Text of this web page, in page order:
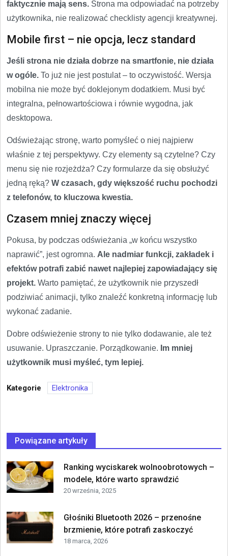
faktycznie mają sens. Strona ma odpowiadać na potrzeby
użytkownika, nie realizować checklisty agencji kreatywnej.
Mobile first – nie opcja, lecz standard
Jeśli strona nie działa dobrze na smartfonie, nie działa
w ogóle. To już nie jest postulat – to oczywistość. Wersja
mobilna nie może być doklejonym dodatkiem. Musi być
integralna, pełnowartościowa i równie wygodna, jak
desktopowa.
Odświeżając stronę, warto pomyśleć o niej najpierw
właśnie z tej perspektywy. Czy elementy są czytelne? Czy
menu się nie rozjeżdża? Czy formularze da się obsłużyć
jedną ręką? W czasach, gdy większość ruchu pochodzi
z telefonów, to kluczowa kwestia.
Czasem mniej znaczy więcej
Pokusa, by podczas odświeżania „w końcu wszystko
naprawić”, jest ogromna. Ale nadmiar funkcji, zakładek i
efektów potrafi zabić nawet najlepiej zapowiadający się
projekt. Warto pamiętać, że użytkownik nie przyszedł
podziwiać animacji, tylko znaleźć konkretną informację lub
wykonać zadanie.
Dobre odświeżenie strony to nie tylko dodawanie, ale też
usuwanie. Upraszczanie. Porządkowanie. Im mniej
użytkownik musi myśleć, tym lepiej.
Kategorie Elektronika
Powiązane artykuły
Ranking wyciskarek wolnoobrotowych –
modele, które warto sprawdzić
20 września, 2025
Głośniki Bluetooth 2026 – przenośne
brzmienie, które potrafi zaskoczyć
18 marca, 2026